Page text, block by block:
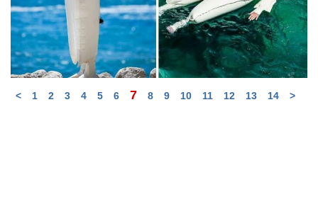
< 1 2 3 4 5 6 7 8 9 10 11 12 13 14 >